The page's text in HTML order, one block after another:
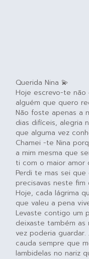
Querida Nina 💫
Hoje escrevo-te
alguém que quero
Não foste apenas a
dias difíceis, alegria
que alguma vez
Chamei -te Nina
a mim mesma que
ti com o maior amor
Perdi te mas sei
precisavas neste fim
Hoje, cada lágrima
que valeu a pena
Levaste contigo um
deixaste também as
vez poderia
cauda sempre que
lambidelas no nariz